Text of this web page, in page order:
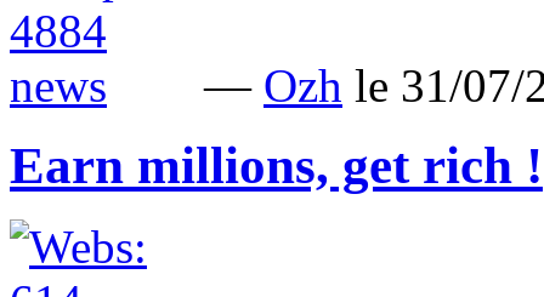
— Ozh le 31/
Earn millions, get rich !